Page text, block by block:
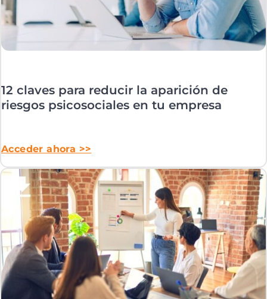
12 claves para reducir la aparición de
riesgos psicosociales en tu empresa
Acceder ahora >>